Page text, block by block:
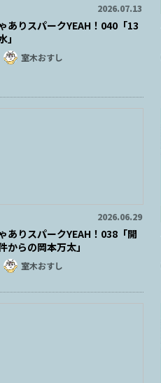
2026.07.13
ありスパークYEAH！040「13
」
室木おすし
2026.06.29
ありスパークYEAH！038「開
からの岡本万太」
室木おすし